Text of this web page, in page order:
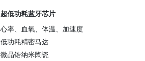
超低功耗蓝牙芯片
心率、血氧、体温、加速度
低功耗精密马达
微晶锆纳米陶瓷